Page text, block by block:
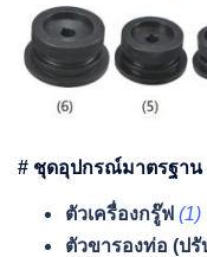
# ชุดอุปกรณ์มาตรฐาน
ตัวเครื่องกรู๊ฟ (1)
ตัวขารองท่อ (ปรั